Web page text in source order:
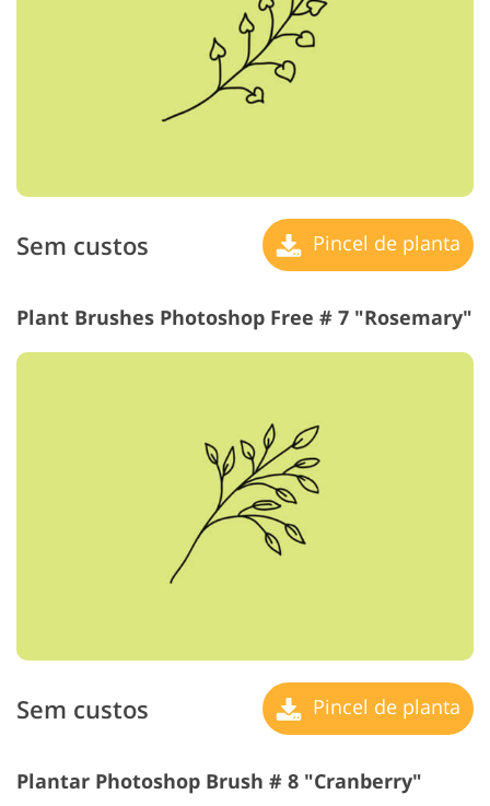
Sem custos Pincel de planta
Plant Brushes Photoshop Free # 7 "Rosemary"
Sem custos Pincel de planta
Plantar Photoshop Brush # 8 "Cranberry"